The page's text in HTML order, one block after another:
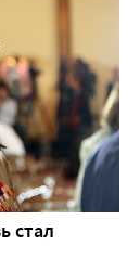
стал